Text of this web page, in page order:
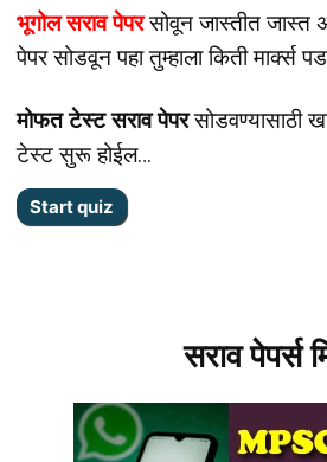
भूगोल सराव पेपरसोवून जास्तीत जास्त
पेपर सोडवून पहा तुम्हाला किती मार्क्स
मोफत टेस्ट सराव पेपरसोडवण्यासाठी
टेस्ट सुरू होईल…
सराव पेपर्स